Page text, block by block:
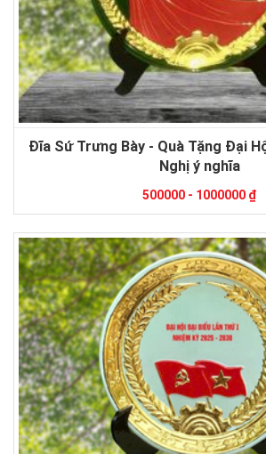
Đĩa Sứ Trưng Bày - Quà Tặng Đại
Nghị ý nghĩa
500000 - 1000000 ₫